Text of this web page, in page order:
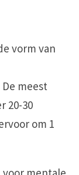
vorm van
meest
20-30
om 1